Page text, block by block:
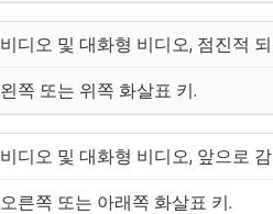
비디오 및 대화형 비디오, 점진적
왼쪽 또는 위쪽 화살표 키.
비디오 및 대화형 비디오, 앞으로
오른쪽 또는 아래쪽 화살표 키.